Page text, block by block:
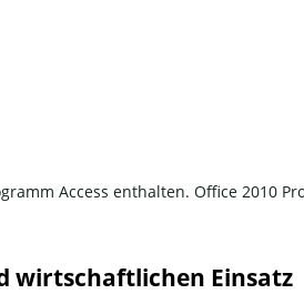
Access enthalten. Office 2010
wirtschaftlichen Einsatz